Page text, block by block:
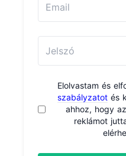
Elolvastam és
szabályzatotés
ahhoz, hogy
reklámot